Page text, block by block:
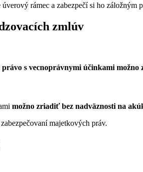
rámec a zabezpečí si ho záložným
zmlúv
s vecnoprávnymi účinkami
možno zriadiť bez nadväznosti na
majetkových práv.